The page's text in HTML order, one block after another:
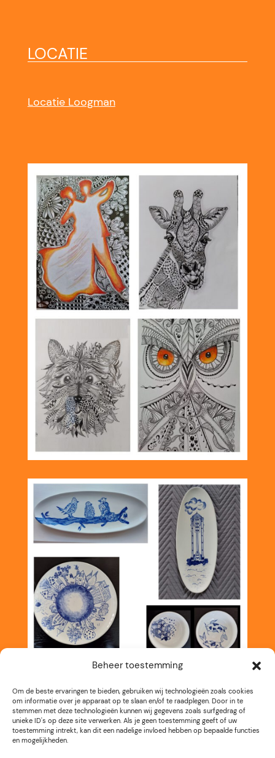
Beheer toestemming
Om de beste ervaringen te bieden, gebruiken wij technologieën zoals cookies
om informatie over je apparaat op te slaan en/of te raadplegen. Door in te
stemmen met deze technologieën kunnen wij gegevens zoals surfgedrag of
unieke ID's op deze site verwerken. Als je geen toestemming geeft of uw
toestemming intrekt, kan dit een nadelige invloed hebben op bepaalde functies
en mogelijkheden.
LOCATIE
Locatie Loogman